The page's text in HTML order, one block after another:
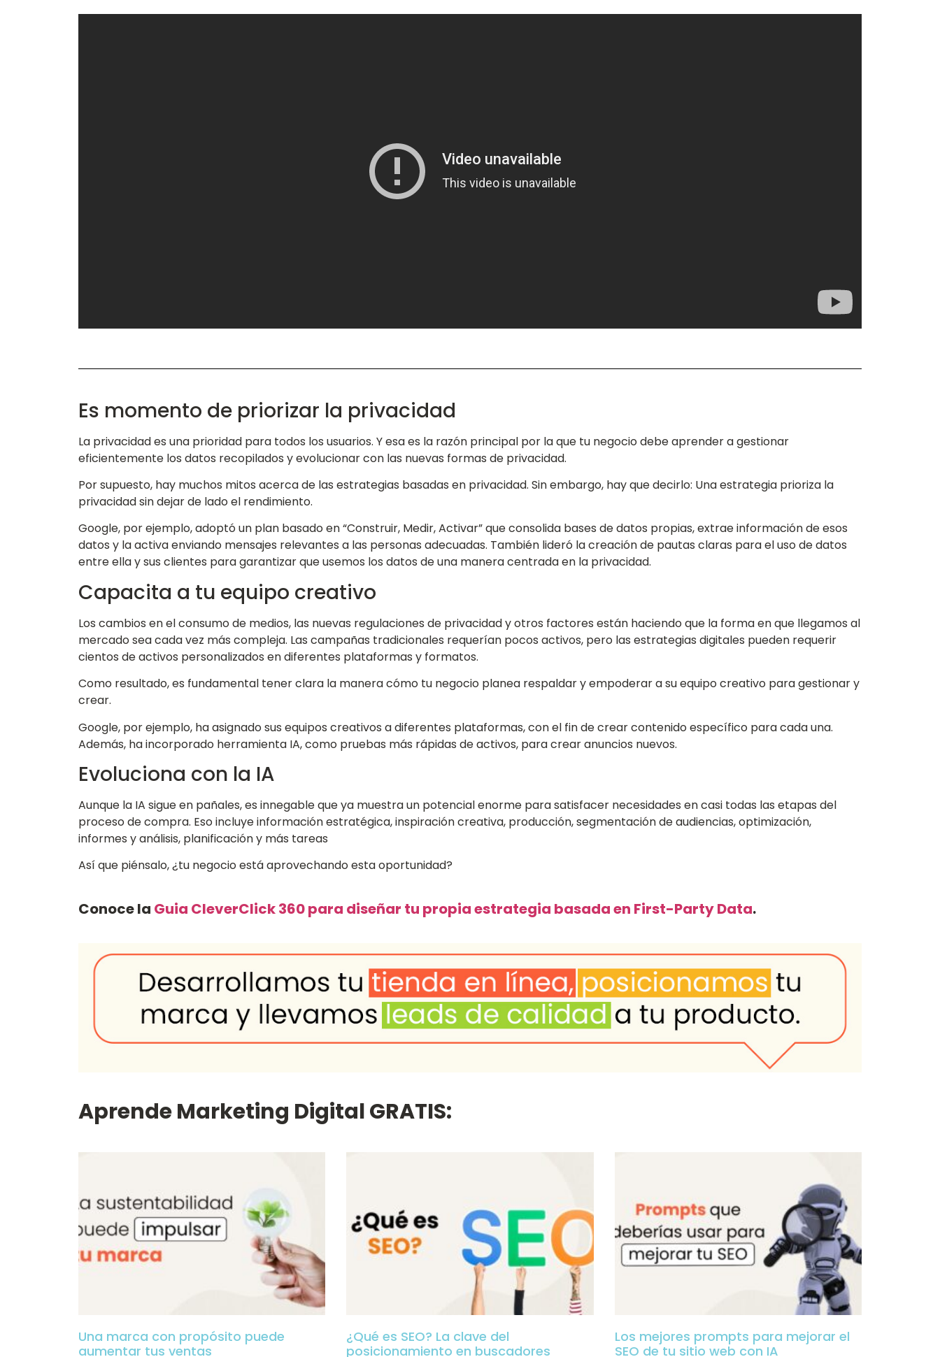
Es momento de priorizar la privacidad
La privacidad es una prioridad para todos los usuarios. Y esa es la razón principal por la que tu negocio debe aprender a gestionar
eficientemente los datos recopilados y evolucionar con las nuevas formas de privacidad.
Por supuesto, hay muchos mitos acerca de las estrategias basadas en privacidad. Sin embargo, hay que decirlo: Una estrategia prioriza la
privacidad sin dejar de lado el rendimiento.
Google, por ejemplo, adoptó un plan basado en “Construir, Medir, Activar” que consolida bases de datos propias, extrae información de esos
datos y la activa enviando mensajes relevantes a las personas adecuadas. También lideró la creación de pautas claras para el uso de datos
entre ella y sus clientes para garantizar que usemos los datos de una manera centrada en la privacidad.
Capacita a tu equipo creativo
Los cambios en el consumo de medios, las nuevas regulaciones de privacidad y otros factores están haciendo que la forma en que llegamos al
mercado sea cada vez más compleja. Las campañas tradicionales requerían pocos activos, pero las estrategias digitales pueden requerir
cientos de activos personalizados en diferentes plataformas y formatos.
Como resultado, es fundamental tener clara la manera cómo tu negocio planea respaldar y empoderar a su equipo creativo para gestionar y
crear.
Google, por ejemplo, ha asignado sus equipos creativos a diferentes plataformas, con el fin de crear contenido específico para cada una.
Además, ha incorporado herramienta IA, como pruebas más rápidas de activos, para crear anuncios nuevos.
Evoluciona con la IA
Aunque la IA sigue en pañales, es innegable que ya muestra un potencial enorme para satisfacer necesidades en casi todas las etapas del
proceso de compra. Eso incluye información estratégica, inspiración creativa, producción, segmentación de audiencias, optimización,
informes y análisis, planificación y más tareas
Así que piénsalo, ¿tu negocio está aprovechando esta oportunidad?
Conoce la Guia CleverClick 360 para diseñar tu propia estrategia basada en First-Party Data.
Aprende Marketing Digital GRATIS:
Una marca con propósito puede
aumentar tus ventas
¿Qué es SEO? La clave del
posicionamiento en buscadores
Los mejores prompts para mejorar el
SEO de tu sitio web con IA